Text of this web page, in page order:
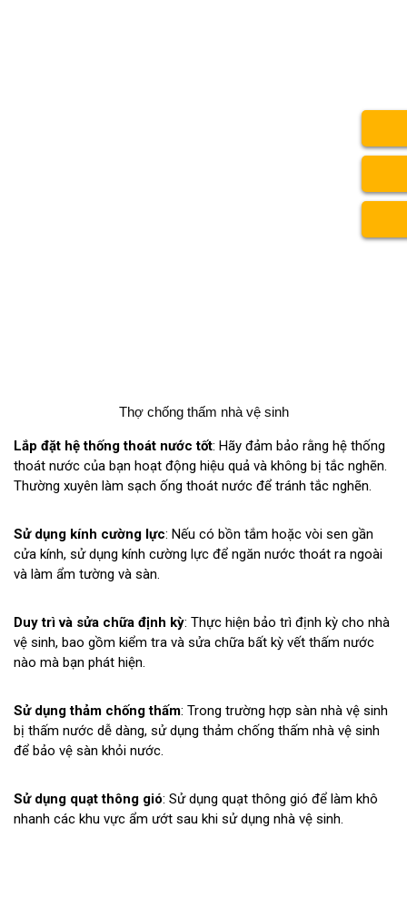
Thợ chống thấm nhà vệ sinh
Lắp đặt hệ thống thoát nước tốt: Hãy đảm bảo rằng hệ thống
thoát nước của bạn hoạt động hiệu quả và không bị tắc nghẽn.
Thường xuyên làm sạch ống thoát nước để tránh tắc nghẽn.
Sử dụng kính cường lực: Nếu có bồn tắm hoặc vòi sen gần
cửa kính, sử dụng kính cường lực để ngăn nước thoát ra ngoài
và làm ẩm tường và sàn.
Duy trì và sửa chữa định kỳ: Thực hiện bảo trì định kỳ cho nhà
vệ sinh, bao gồm kiểm tra và sửa chữa bất kỳ vết thấm nước
nào mà bạn phát hiện.
Sử dụng thảm chống thấm: Trong trường hợp sàn nhà vệ sinh
bị thấm nước dễ dàng, sử dụng thảm chống thấm nhà vệ sinh
để bảo vệ sàn khỏi nước.
Sử dụng quạt thông gió: Sử dụng quạt thông gió để làm khô
nhanh các khu vực ẩm ướt sau khi sử dụng nhà vệ sinh.